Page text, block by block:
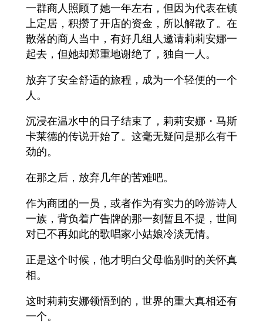
一群商人照顾了她一年左右，但因为代表在镇
上定居，积攒了开店的资金，所以解散了。在
散落的商人当中，有好几组人邀请莉莉安娜一
起去，但她却郑重地谢绝了，独自一人。
放弃了安全舒适的旅程，成为一个轻便的一个
人。
沉浸在温水中的日子结束了，莉莉安娜・马斯
卡莱德的传说开始了。这毫无疑问是那么有干
劲的。
在那之后，放弃几年的苦难吧。
作为商团的一员，或者作为有实力的吟游诗人
一族，背负着广告牌的那一刻暂且不提，世间
对已不再如此的歌唱家小姑娘冷淡无情。
正是这个时候，他才明白父母临别时的关怀真
相。
这时莉莉安娜领悟到的，世界的重大真相还有
一个。